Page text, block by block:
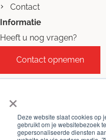
×
Deze website slaat cookies op
gebruikt om je websitebezoek
gepersonaliseerde diensten
Contact
Informatie
Heeft u nog vragen?
Contact opnemen